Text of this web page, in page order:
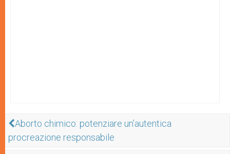
Aborto chimico: potenziare un’autentica
procreazione responsabile